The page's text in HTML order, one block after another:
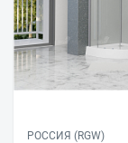
РОССИЯ (RGW)